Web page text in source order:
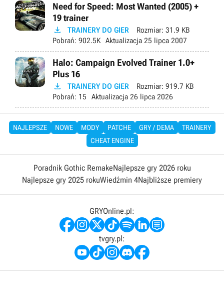
Need for Speed: Most Wanted (2005) +
19 trainer
 TRAINERY DO GIER Rozmiar: 31.9 KB
Pobrań: 902.5K Aktualizacja 25 lipca 2007
Halo: Campaign Evolved Trainer 1.0+
Plus 16
 TRAINERY DO GIER Rozmiar: 919.7 KB
Pobrań: 15 Aktualizacja 26 lipca 2026
NAJLEPSZE NOWE MODY PATCHE GRY / DEMA
TRAINERY
CHEAT ENGINE
Poradnik Gothic RemakeNajlepsze gry 2026 roku
Najlepsze gry 2025 rokuWiedźmin 4Najbliższe premiery
GRYOnline.pl:
tvgry.pl: